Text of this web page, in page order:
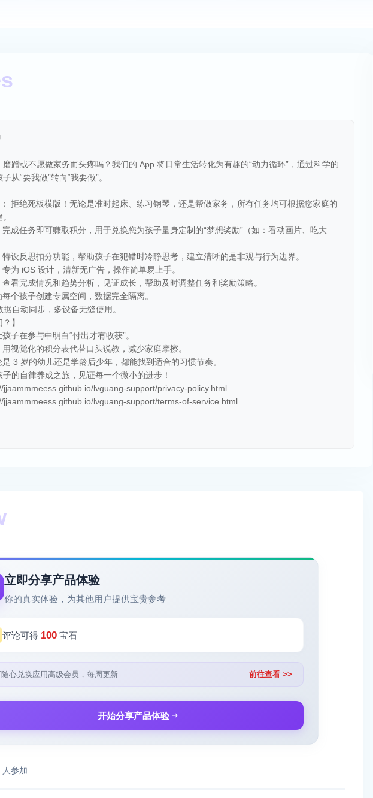
蹭或不愿做家务而头疼吗？我们的 App 将日常生活转化为有趣的“动力循环”，通过科学的
从“要我做”转向“我要做”。
拒绝死板模版！无论是准时起床、练习钢琴，还是帮做家务，所有任务均可根据您家庭的
成任务即可赚取积分，用于兑换您为孩子量身定制的“梦想奖励”（如：看动画片、吃大
设反思扣分功能，帮助孩子在犯错时冷静思考，建立清晰的是非观与行为边界。
为 iOS 设计，清新无广告，操作简单易上手。
看完成情况和趋势分析，见证成长，帮助及时调整任务和奖励策略。
个孩子创建专属空间，数据完全隔离。
自动同步，多设备无缝使用。
】
子在参与中明白“付出才有收获”。
视觉化的积分表代替口头说教，减少家庭摩擦。
3 岁的幼儿还是学龄后少年，都能找到适合的习惯节奏。
的自律养成之旅，见证每一个微小的进步！
jjaammmeess.github.io/lvguang-support/privacy-policy.html
jjaammmeess.github.io/lvguang-support/terms-of-service.html
立即分享产品体验
你的真实体验，为其他用户提供宝贵参考
评论可得 100 宝石
心兑换应用高级会员，每周更新 前往查看 >>
开始分享产品体验
人参加